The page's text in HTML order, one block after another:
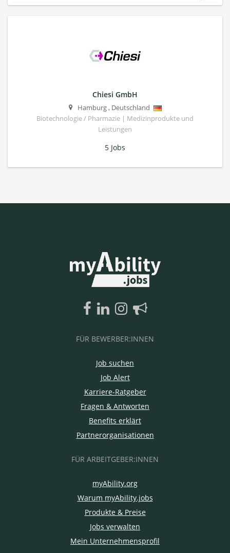
Chiesi GmbH
Hamburg, Deutschland
Biotechnologie / Pharmazie | Medizinprodukte und
Leistungen
5 Jobs
FÜR BEWERBER:INNEN
Job suchen
Job Alert
Karriere-Ratgeber
Fragen & Antworten
Benefits erklärt
Partnerorganisationen
FÜR ARBEITGEBER:INNEN
myAbility.org
Warum myAbility.jobs
Produkte & Preise
Jobs verwalten
Mein Unternehmensprofil